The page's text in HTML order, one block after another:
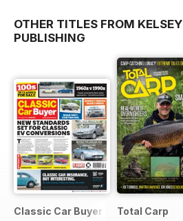
OTHER TITLES FROM KELSEY
PUBLISHING
Classic Car Buyer Total Carp